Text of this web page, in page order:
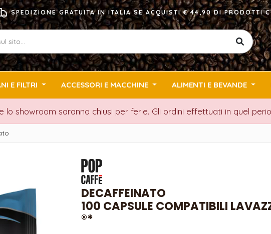
SPEDIZIONE GRATUITA IN ITALIA SE ACQUISTI € 44,90 DI PRODOTTI
E FILTRI ACCESSORI E MACCHINE ALIMENTI E BEVANDE
showroom saranno chiusi per ferie. Gli ordini effettuati in quel
DECAFFEINATO
100 CAPSULE COMPATIBILI
®*